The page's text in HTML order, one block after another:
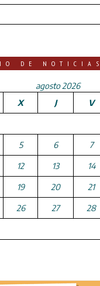
DE NOTICIAS
agosto 2026
X J V
5 6 7
12 13 14
19 20 21
26 27 28